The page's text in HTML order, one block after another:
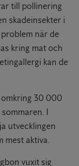
till pollinering
skadeinsekter i
när de
kring mat och
kan de
30 000
I
utvecklingen
mest aktiva.
vuxit sig